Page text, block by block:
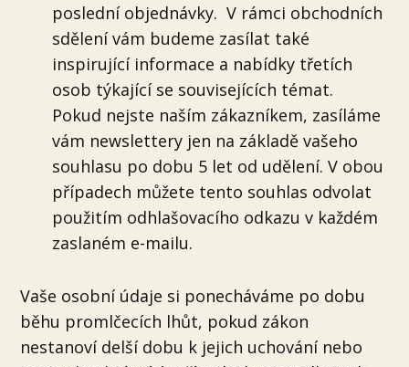
poslední objednávky. V rámci obchodních
sdělení vám budeme zasílat také
inspirující informace a nabídky třetích
osob týkající se souvisejících témat.
Pokud nejste naším zákazníkem, zasíláme
vám newslettery jen na základě vašeho
souhlasu po dobu 5 let od udělení. V obou
případech můžete tento souhlas odvolat
použitím odhlašovacího odkazu v každém
zaslaném e-mailu.
Vaše osobní údaje si ponecháváme po dobu
běhu promlčecích lhůt, pokud zákon
nestanoví delší dobu k jejich uchování nebo